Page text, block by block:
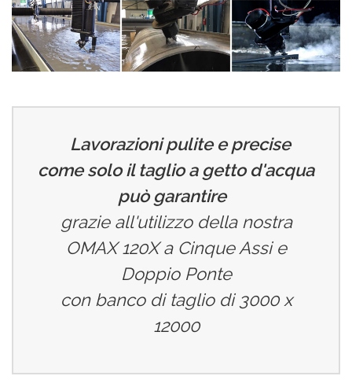
Lavorazioni pulite e precise
come solo il taglio a getto d'acqua
può garantire
grazie all'utilizzo della nostra
OMAX 120X a Cinque Assi e
Doppio Ponte
con banco di taglio di 3000 x
12000